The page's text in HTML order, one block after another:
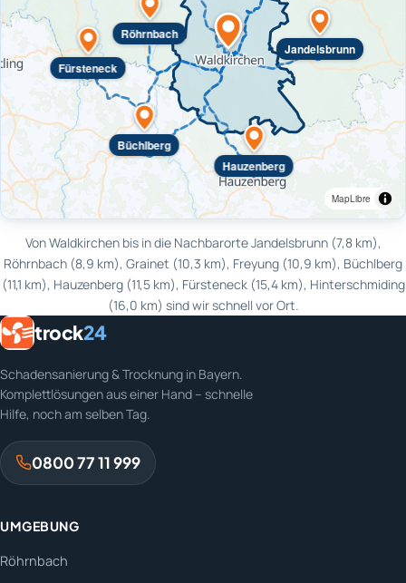
Röhrnbach
Jandelsbrunn
Hauzenberg
Büchlberg
Fürsteneck
MapLibre
Von Waldkirchen bis in die Nachbarorte Jandelsbrunn (7,8 km),
Röhrnbach (8,9 km), Grainet (10,3 km), Freyung (10,9 km), Büchlberg
(11,1 km), Hauzenberg (11,5 km), Fürsteneck (15,4 km), Hinterschmiding
(16,0 km) sind wir schnell vor Ort.
trock24
Schadensanierung & Trocknung in Bayern.
Komplettlösungen aus einer Hand – schnelle
Hilfe, noch am selben Tag.
0800 77 11 999
UMGEBUNG
Röhrnbach